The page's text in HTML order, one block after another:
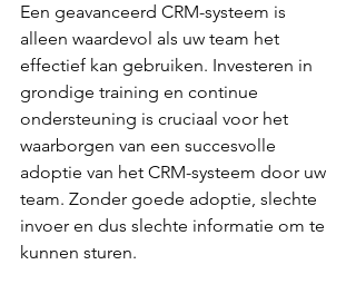
Een geavanceerd CRM-systeem is
alleen waardevol als uw team het
effectief kan gebruiken. Investeren in
grondige training en continue
ondersteuning is cruciaal voor het
waarborgen van een succesvolle
adoptie van het CRM-systeem door uw
team. Zonder goede adoptie, slechte
invoer en dus slechte informatie om te
kunnen sturen.